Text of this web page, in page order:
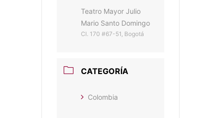
Teatro Mayor Julio
Mario Santo Domingo
Cl. 170 #67-51, Bogotá
CATEGORÍA
Colombia